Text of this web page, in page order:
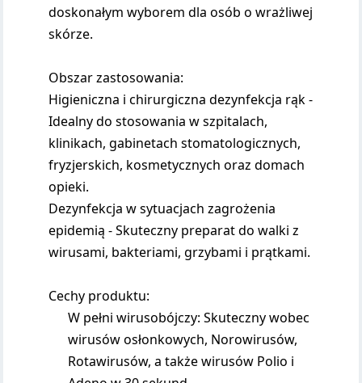
doskonałym wyborem dla osób o wrażliwej
skórze.
Obszar zastosowania:
Higieniczna i chirurgiczna dezynfekcja rąk -
Idealny do stosowania w szpitalach,
klinikach, gabinetach stomatologicznych,
fryzjerskich, kosmetycznych oraz domach
opieki.
Dezynfekcja w sytuacjach zagrożenia
epidemią - Skuteczny preparat do walki z
wirusami, bakteriami, grzybami i prątkami.
Cechy produktu:
W pełni wirusobójczy: Skuteczny wobec
wirusów osłonkowych, Norowirusów,
Rotawirusów, a także wirusów Polio i